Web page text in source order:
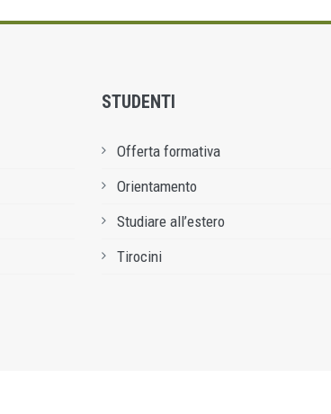
STUDENTI
Offerta formativa
Orientamento
Studiare all’estero
Tirocini